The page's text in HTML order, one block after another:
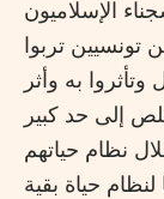
الإسلاميون
تونسيين تربوا
به وأثر
إلى حد كبير
نظام حياتهم
حياة بقية